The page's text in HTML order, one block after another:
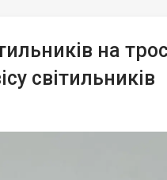
на
світильників